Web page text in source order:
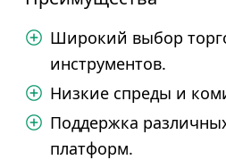
Широкий выбор
инструментов.
Низкие спреды и
Поддержка
платформ.